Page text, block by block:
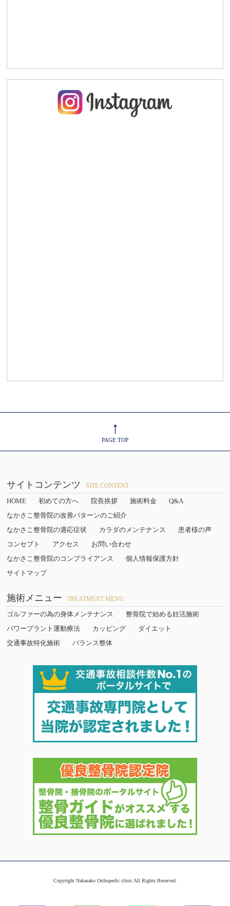
↑
PAGE TOP
サイトコンテンツ SITE CONTENT
HOME 初めての方へ 院長挨拶 施術料金
Q&A
なかさこ整骨院の改善パターンのご紹介
なかさこ整骨院の適応症状
カラダのメンテナンス
患者様の声
コンセプト
アクセス
お問い合わせ
なかさこ整骨院のコンプライアンス
個人情報保護方針
サイトマップ
施術メニュー TREATMENT MENU
ゴルファーの為の身体メンテナンス
整骨院で始める妊活施術
パワープラント運動療法
カッピング
ダイエット
交通事故特化施術
バランス整体
Copyright Nakasako Orthopedic clinic All Rights Reserved.